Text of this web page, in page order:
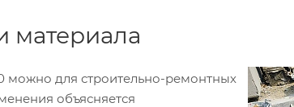
материала
можно для строительно-ремонтных
объясняется